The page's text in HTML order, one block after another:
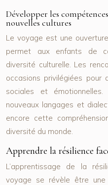
Développer les
nouvelles cultures
Le voyage est une
permet aux enfants de
diversité culturelle. Les
occasions privilégiées pour
sociales et
nouveaux langages et
encore cette
diversité du monde.
Apprendre la résilience
L’apprentissage de la
voyage se révèle être une